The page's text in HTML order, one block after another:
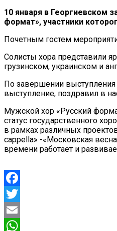
10 января в Георгиевском
формат», участники
Почетным гостем
Солисты хора представили
грузинском, украинском и
По завершении
выступление, поздравил в
Мужской хор «Русский
статус государственного
в рамках различных
cappella» -«Московская
времени работает и
Facebook
Twitter
Email